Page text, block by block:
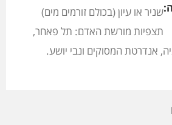
שניר או עיון (בכולם זורמים מים)
תצפיות מורשת האדם: תל פאחר,
אנדרטת המסוקים ונבי יושע.